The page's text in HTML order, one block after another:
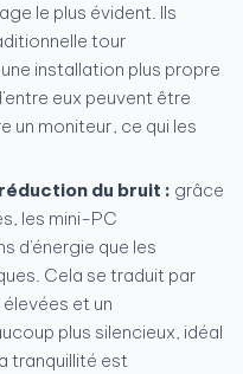
le plus évident. Ils
tour
installation plus propre
eux peuvent être
un moniteur, ce qui les
du bruit : grâce
les mini-PC
d'énergie que les
Cela se traduit par
et un
plus silencieux, idéal
tranquillité est